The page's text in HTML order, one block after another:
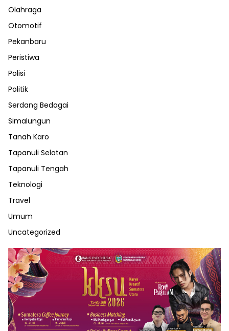
Olahraga
Otomotif
Pekanbaru
Peristiwa
Polisi
Politik
Serdang Bedagai
Simalungun
Tanah Karo
Tapanuli Selatan
Tapanuli Tengah
Teknologi
Travel
Umum
Uncategorized